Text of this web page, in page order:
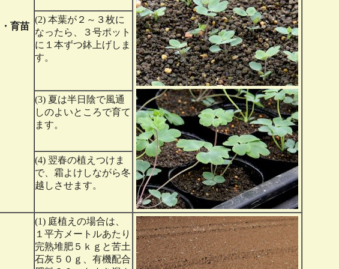
育苗
(2) 本葉が２～３枚に
なったら、３号ポット
に１本ずつ鉢上げしま
す。
(3) 夏は半日陰で風通
しのよいところで育て
ます。
(4) 翌春の植えつけま
で、霜よけしながら冬
越しさせます。
(1) 庭植えの場合は、
１平方メートルあたり
完熟堆肥５ｋｇと苦土
石灰５０ｇ、有機配合